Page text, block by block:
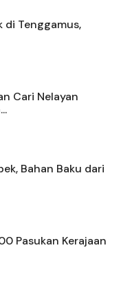
di Tenggamus,
Cari Nelayan
Bahan Baku dari
Pasukan Kerajaan